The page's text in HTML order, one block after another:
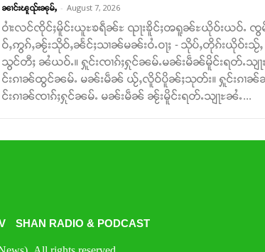
ၼၢင်းၽူၺ်းၼုမ်ႇ - August 7, 2026
ဝၢႆးလင်ၸိုင်ႈမိူင်းယူႊၶရဵၼ်ႊ ၺႃးၶိူင်ႈၻရူၼ်ႊယိုဝ်းယဝ်
ဝ်ႇဢွၵ်ႇၼႂ်းသိုဝ်ႇၼႅင်ႈသၢၼ်မၼ်းဝႆႉဝႃႈ - သိုပ်ႇတိုၵ်းယိုဝ်းသႂ်ႇ
သွင်တီႈ ၼႆယဝ်ႉ။ ႁူင်းၸၢၵ်ႈႁုင်ၼမ်ႉမၼ်းမဵၼ်မိူင်းရတ်ႉသျ
င်းၵၢၼ်ထွင်ၼမ်ႉ မၼ်းမဵၼ် ယႂ်ႇလိူဝ်ပိူၼ်ႈသုတ်း။ ႁူင်းၵၢၼ်ၼႆႉ တ
င်းၵၢၼ်ၸၢၵ်ႈႁုင်ၼမ်ႉ မၼ်းမဵၼ် ၼႂ်းမိူင်းရတ်ႉသျႃႊၼႆႉ...
SHAN RADIO & PODCAST